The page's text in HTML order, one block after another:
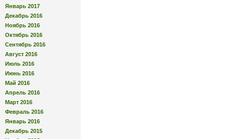
Январь 2017
Декабрь 2016
Ноябрь 2016
Октябрь 2016
Сентябрь 2016
Август 2016
Июль 2016
Июнь 2016
Май 2016
Апрель 2016
Март 2016
Февраль 2016
Январь 2016
Декабрь 2015